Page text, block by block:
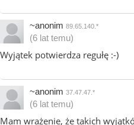
~anonim 89.65.140.*
(6 lat temu)
Wyjątek potwierdza regułę :-)
~anonim 37.47.47.*
(6 lat temu)
Mam wrażenie, że takich